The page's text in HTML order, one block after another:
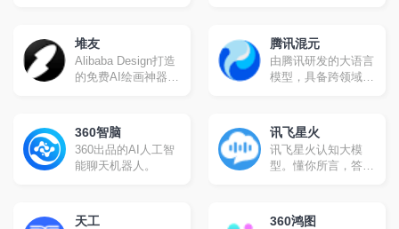
堆友
Alibaba Design打造
的免费AI绘画神器和
堆友围绕品质、效
率、技能、成就、收
入五大用户价值布局
平台能力, 全力服务
腾讯混元
由腾讯研发的大语言
模型，具备跨领域知
然语言对话的方式，
理解用户指令并执行
任务，帮助用户实现
人获取信息，知识和
360智脑
360出品的AI人工智
能聊天机器人。
讯飞星火
讯飞星火认知大模
型。懂你所言，答你
天工 360鸿图